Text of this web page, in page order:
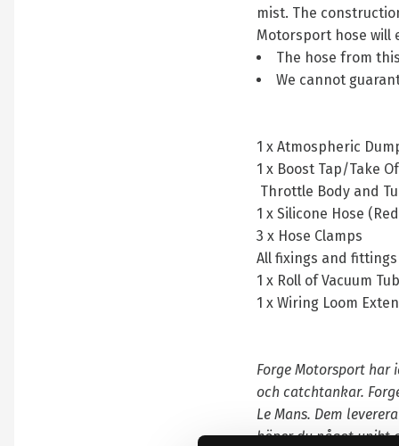
mist. The
Motorsport hose will
The hose from
We cannot
1 x Atmospheric
1 x Boost Tap/Take
Throttle Body and
1 x Silicone Hose
3 x Hose Clamps
All fixings and fittings
1 x Roll of Vacuum
1 x Wiring Loom
Forge Motorsport har
och catchtankar.
Le Mans. Dem
köper du något unikt